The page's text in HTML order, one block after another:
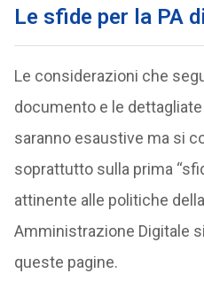
Le sfide per la PA
Le considerazioni che
documento e le
saranno esaustive ma si
soprattutto sulla prima
attinente alle politiche
Amministrazione Digitale
queste pagine.